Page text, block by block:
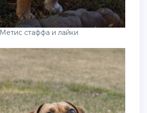
Метис стаффа и лайки